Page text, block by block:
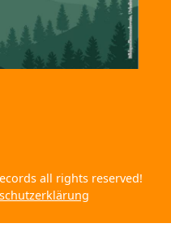
all rights reserved!